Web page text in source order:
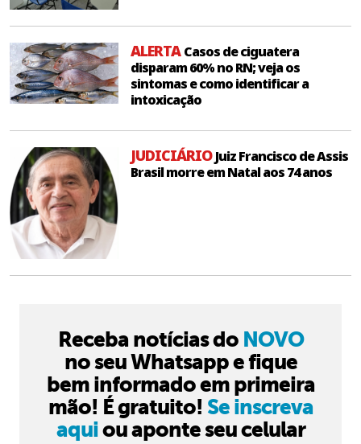
ALERTACasos de ciguatera
disparam 60% no RN; veja os
sintomas e como identificar a
intoxicação
JUDICIÁRIOJuiz Francisco de Assis
Brasil morre em Natal aos 74 anos
Receba notícias do NOVO
no seu Whatsapp e fique
bem informado em primeira
mão! É gratuito! Se inscreva
aquiou aponte seu celular